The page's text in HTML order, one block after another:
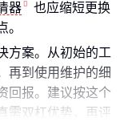
器
也应缩短更换
。
方案。从初始的工
再到使用维护的细
回报。建议按这个
需双杠优势，再评